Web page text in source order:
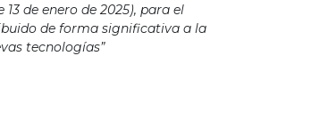
de enero de 2025), para el
de forma significativa a la
tecnologías”